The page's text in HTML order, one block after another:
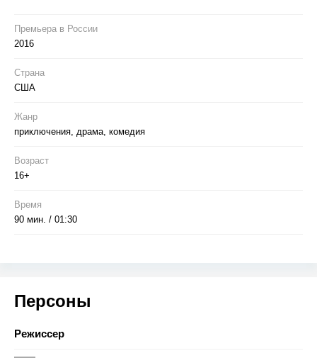
Премьера в Росcии
2016
Страна
США
Жанр
приключения, драма, комедия
Возраст
16+
Время
90 мин. / 01:30
Персоны
Режиссер